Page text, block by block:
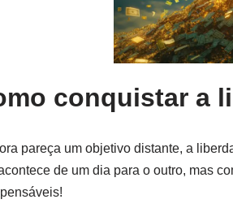
conquistar a
pareça um objetivo distante, a
de um dia para o outro, mas